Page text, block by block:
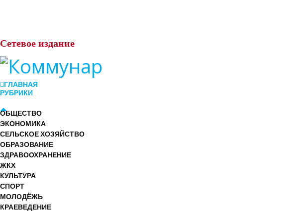
Сетевое издание
ГЛАВНАЯ
РУБРИКИ
ОБЩЕСТВО
ЭКОНОМИКА
СЕЛЬСКОЕ ХОЗЯЙСТВО
ОБРАЗОВАНИЕ
ЗДРАВООХРАНЕНИЕ
ЖКХ
КУЛЬТУРА
СПОРТ
МОЛОДЁЖЬ
КРАЕВЕДЕНИЕ